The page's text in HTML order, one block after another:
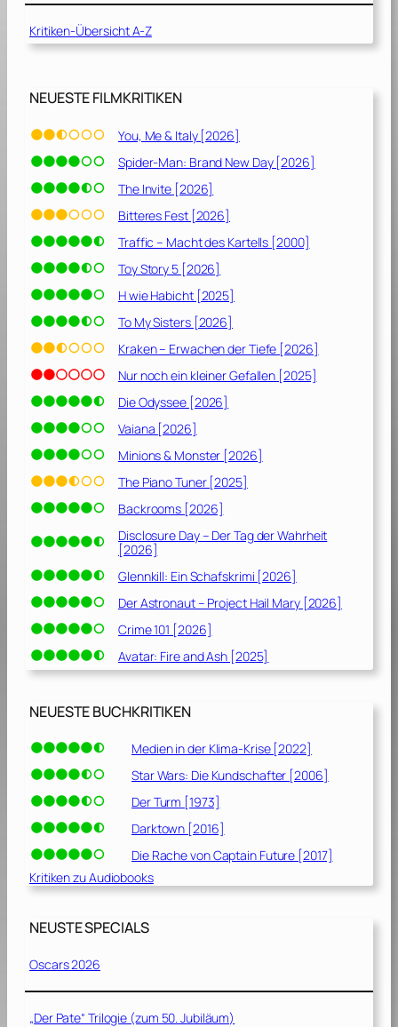
g
i
v
n
c
h
o
t
l
a
n
d
[
2
0
1
8
Kritiken-Übersicht A-Z
NEUESTE FILMKRITIKEN
You, Me & Italy [2026]
Spider-Man: Brand New Day [2026]
The Invite [2026]
Bitteres Fest [2026]
Traffic – Macht des Kartells [2000]
Toy Story 5 [2026]
H wie Habicht [2025]
To My Sisters [2026]
Kraken – Erwachen der Tiefe [2026]
Nur noch ein kleiner Gefallen [2025]
Die Odyssee [2026]
Vaiana [2026]
Minions & Monster [2026]
The Piano Tuner [2025]
Backrooms [2026]
Disclosure Day – Der Tag der Wahrheit
[2026]
Glennkill: Ein Schafskrimi [2026]
Der Astronaut – Project Hail Mary [2026]
Crime 101 [2026]
Avatar: Fire and Ash [2025]
NEUESTE BUCHKRITIKEN
Medien in der Klima-Krise [2022]
Star Wars: Die Kundschafter [2006]
Der Turm [1973]
Darktown [2016]
Die Rache von Captain Future [2017]
Kritiken zu Audiobooks
NEUSTE SPECIALS
Oscars 2026
„Der Pate“ Trilogie (zum 50. Jubiläum)